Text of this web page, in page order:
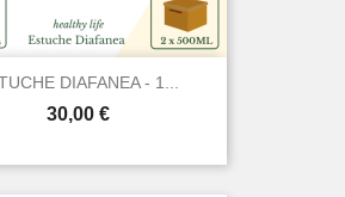
DIAFANEA - 1...
Precio
30,00 €